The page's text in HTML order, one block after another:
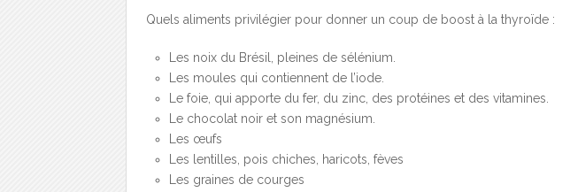
Quels aliments privilégier pour donner un coup de boost à la thyroïde :
Les noix du Brésil, pleines de sélénium.
Les moules qui contiennent de l’iode.
Le foie, qui apporte du fer, du zinc, des protéines et des vitamines.
Le chocolat noir et son magnésium.
Les œufs
Les lentilles, pois chiches, haricots, fèves
Les graines de courges